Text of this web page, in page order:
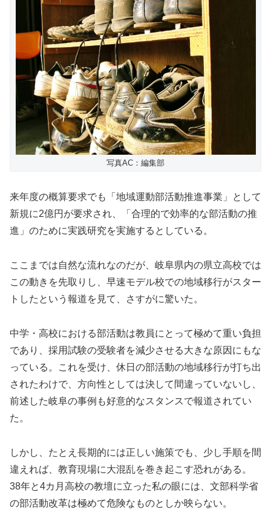
写真AC：編集部
来年度の概算要求でも「地域運動部活動推進事業」として
新規に2億円が要求され、「合理的で効率的な部活動の推
進」のために実践研究を実施するとしている。
ここまでは自然な流れなのだが、岐阜県内の県立高校では
この動きを先取りし、早速モデル校での地域移行がスター
トしたという報道を見て、さすがに驚いた。
中学・高校における部活動は教員にとって極めて重い負担
であり、採用試験の受験者を減少させる大きな原因にもな
っている。これを受け、休日の部活動の地域移行が打ち出
されたわけで、方向性としては決して間違っていないし、
前述した岐阜の事例も好意的なスタンスで報道されてい
た。
しかし、たとえ長期的には正しい施策でも、少し手順を間
違えれば、教育現場に大混乱を巻き起こす恐れがある。
38年と4カ月高校の教壇に立った私の眼には、文部科学省
の部活動改革は極めて危険なものとしか映らない。